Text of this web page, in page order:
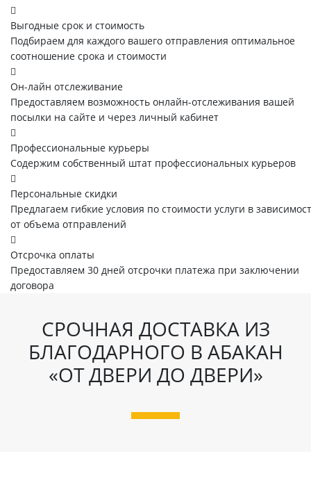
Выгодные срок и стоимость
Подбираем для каждого вашего отправления оптимальное
соотношение срока и стоимости
Он-лайн отслеживание
Предоставляем возможность онлайн-отслеживания вашей
посылки на сайте и через личный кабинет
Профессиональные курьеры
Содержим собственный штат профессиональных курьеров
Персональные скидки
Предлагаем гибкие условия по стоимости услуги в
от объема отправлений
Отсрочка оплаты
Предоставляем 30 дней отсрочки платежа при заключении
договора
СРОЧНАЯ ДОСТАВКА ИЗ
БЛАГОДАРНОГО В АБАКАН
«ОТ ДВЕРИ ДО ДВЕРИ»